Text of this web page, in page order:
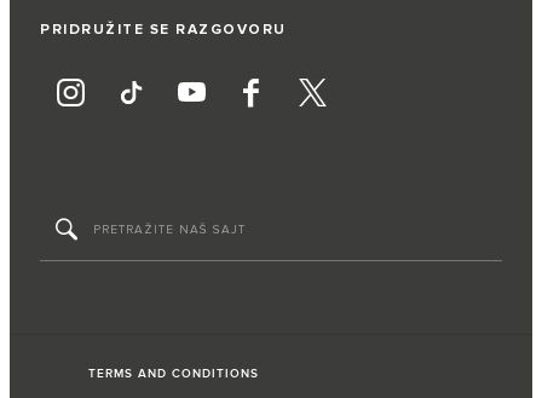
PRIDRUŽITE SE RAZGOVORU
TERMS AND CONDITIONS